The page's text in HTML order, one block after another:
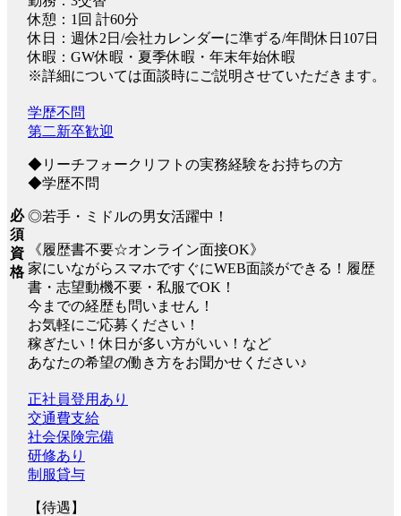
休憩：1回 計60分
休日：週休2日/会社カレンダーに準ずる/年間休日107日
休暇：GW休暇・夏季休暇・年末年始休暇
※詳細については面談時にご説明させていただきます。
必
須
資
格
学歴不問
第二新卒歓迎
◆リーチフォークリフトの実務経験をお持ちの方
◆学歴不問
◎若手・ミドルの男女活躍中！
《履歴書不要☆オンライン面接OK》
家にいながらスマホですぐにWEB面談ができる！履歴
書・志望動機不要・私服でOK！
今までの経歴も問いません！
お気軽にご応募ください！
稼ぎたい！休日が多い方がいい！など
あなたの希望の働き方をお聞かせください♪
正社員登用あり
交通費支給
社会保険完備
研修あり
制服貸与
【待遇】